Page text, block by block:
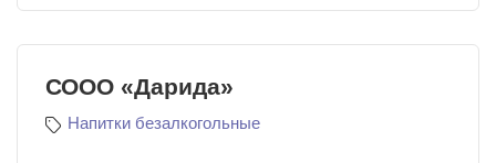
СООО «Дарида»
Напитки безалкогольные